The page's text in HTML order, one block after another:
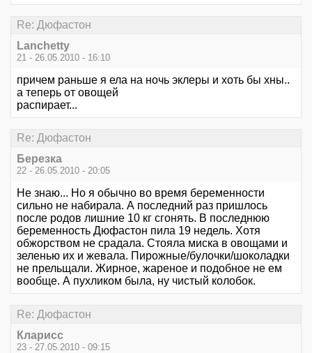
Re: Дюфастон
Lanchetty
21 - 26.05.2010 - 16:10
причем раньше я ела на ночь эклеры и хоть бы хны..
а теперь от овощей
распирает...
Re: Дюфастон
Березка
22 - 26.05.2010 - 20:05
Не знаю... Но я обычно во время беременности
сильно не набирала. А последний раз пришлось
после родов лишние 10 кг сгонять. В последнюю
беременность Дюфастон пила 19 недель. Хотя
обжорством не срадала. Стояла миска в овощами и
зеленью их и жевала. Пирожные/булочки/шоколадки
не прельщали. Жирное, жареное и подобное не ем
вообще. А пухликом была, ну чистый колобок.
Re: Дюфастон
Кларисс
23 - 27.05.2010 - 09:15